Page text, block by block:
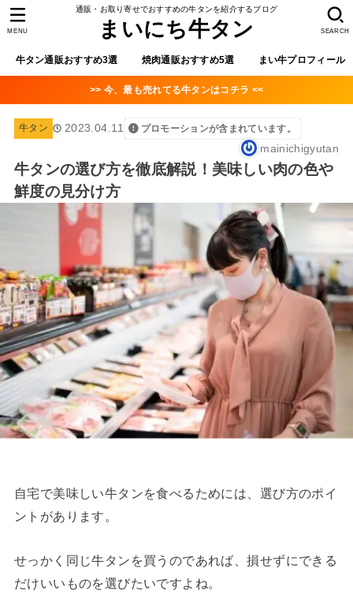
通販・お取り寄せでおすすめの牛タンを紹介するブログ
まいにち牛タン
牛タン通販おすすめ3選 焼肉通販おすすめ5選 まい牛プロフィール
SEARCH
MENU
>> 今、最も売れてる牛タンはコチラ <<
牛タン 2023.04.11 プロモーションが含まれています。
mainichigyutan
牛タンの選び方を徹底解説！美味しい肉の色や
鮮度の見分け方
自宅で美味しい牛タンを食べるためには、選び方のポイ
ントがあります。
せっかく同じ牛タンを買うのであれば、損せずにできる
だけいいものを選びたいですよね。